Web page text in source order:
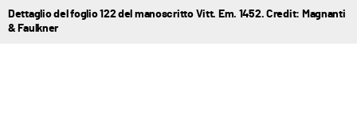
Dettaglio del foglio 122 del manoscritto Vitt. Em. 1452. Credit: Magnanti
& Faulkner